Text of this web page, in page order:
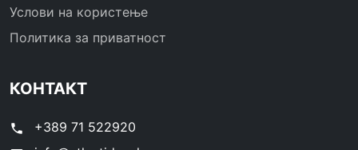
Услови на користење
Политика за приватност
КОНТАКТ
phone +389 71 522920